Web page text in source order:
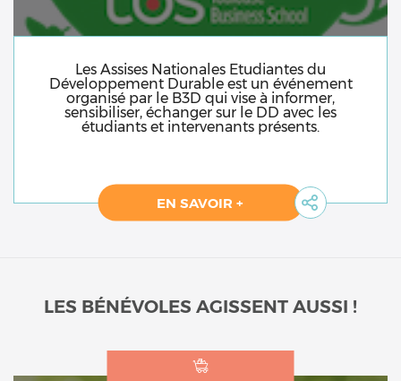
Les Assises Nationales Etudiantes du
Développement Durable est un événement
organisé par le B3D qui vise à informer,
sensibiliser, échanger sur le DD avec les
étudiants et intervenants présents.
EN SAVOIR +
LES BÉNÉVOLES AGISSENT AUSSI !